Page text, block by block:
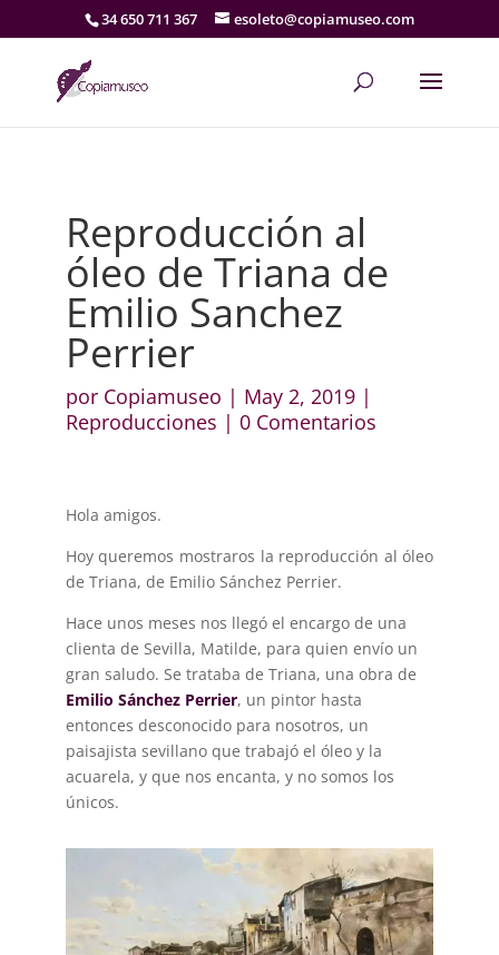
34 650 711 367 esoleto@copiamuseo.com
Reproducción al
óleo de Triana de
Emilio Sanchez
Perrier
por Copiamuseo | May 2, 2019|
Reproducciones | 0 Comentarios
Hola amigos.
Hoy queremos mostraros la reproducción al óleo
de Triana, de Emilio Sánchez Perrier.
Hace unos meses nos llegó el encargo de una
clienta de Sevilla, Matilde, para quien envío un
gran saludo. Se trataba de Triana, una obra de
Emilio Sánchez Perrier, un pintor hasta
entonces desconocido para nosotros, un
paisajista sevillano que trabajó el óleo y la
acuarela, y que nos encanta, y no somos los
únicos.